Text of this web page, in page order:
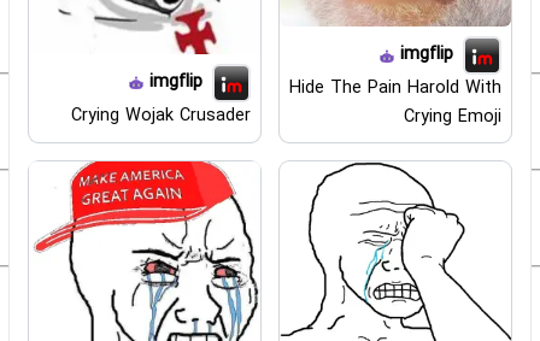
imgflip
Hide The Pain Harold With
Crying Emoji
imgflip
Crying Wojak Crusader